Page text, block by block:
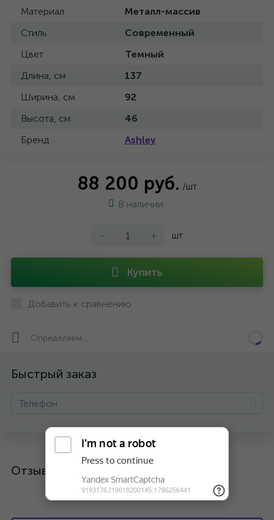
Материал
Металл-массив
Стиль
Современный
Цвет
Темный
Длина, см
137
Ширина, см
92
Высота, см
46
Бренд
Ashley
88 200 руб. /шт
В наличии
- + шт
Купить
Добавить к сравнению
Определяем...
Быстрый заказ
Отзывы